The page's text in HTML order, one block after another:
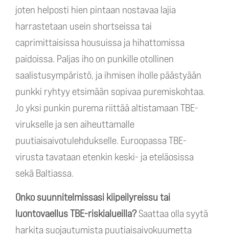
joten helposti hien pintaan nostavaa lajia
harrastetaan usein shortseissa tai
caprimittaisissa housuissa ja hihattomissa
paidoissa. Paljas iho on punkille otollinen
saalistusympäristö, ja ihmisen iholle päästyään
punkki ryhtyy etsimään sopivaa puremiskohtaa.
Jo yksi punkin purema riittää altistamaan TBE-
virukselle ja sen aiheuttamalle
puutiaisaivotulehdukselle. Euroopassa TBE-
virusta tavataan etenkin keski- ja eteläosissa
sekä Baltiassa.
Onko suunnitelmissasi kiipeilyreissu tai
luontovaellus TBE-riskialueilla?Saattaa olla syytä
harkita suojautumista puutiaisaivokuumetta